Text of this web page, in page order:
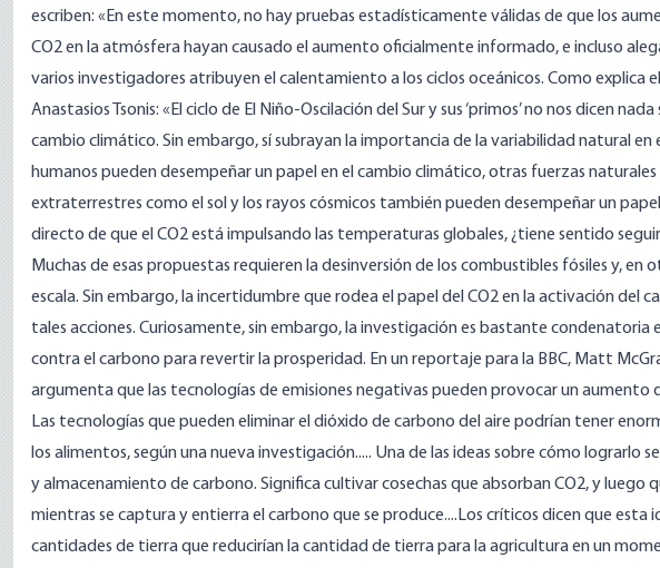
escriben: «En este momento, no hay pruebas estadísticamente válidas de que los
CO2 en la atmósfera hayan causado el aumento oficialmente informado, e incluso
varios investigadores atribuyen el calentamiento a los ciclos oceánicos. Como explica
Anastasios Tsonis: «El ciclo de El Niño-Oscilación del Sur y sus ‘primos’ no nos dicen
cambio climático. Sin embargo, sí subrayan la importancia de la variabilidad natural en
humanos pueden desempeñar un papel en el cambio climático, otras fuerzas naturales
extraterrestres como el sol y los rayos cósmicos también pueden desempeñar un
directo de que el CO2 está impulsando las temperaturas globales, ¿tiene sentido
Muchas de esas propuestas requieren la desinversión de los combustibles fósiles y, en
escala. Sin embargo, la incertidumbre que rodea el papel del CO2 en la activación del
tales acciones. Curiosamente, sin embargo, la investigación es bastante condenatoria
contra el carbono para revertir la prosperidad. En un reportaje para la BBC, Matt
argumenta que las tecnologías de emisiones negativas pueden provocar un aumento
Las tecnologías que pueden eliminar el dióxido de carbono del aire podrían tener
los alimentos, según una nuevainvestigación..... Una de las ideas sobre cómo lograrlo
y almacenamiento de carbono. Significa cultivar cosechas que absorban CO2, y luego
mientras se captura y entierra el carbono que se produce....Los críticos dicen que esta
cantidades de tierra que reducirían la cantidad de tierra para la agricultura en un